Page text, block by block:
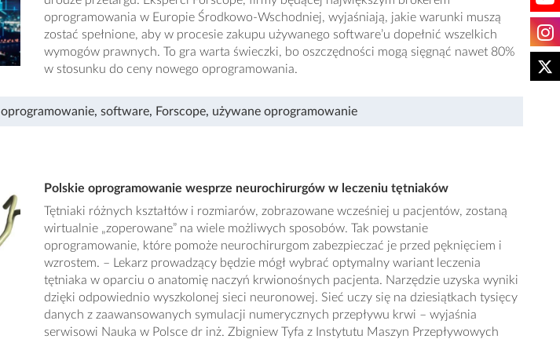
oprogramowania w Europie Środkowo-Wschodniej, wyjaśniają, jakie warunki muszą
zostać spełnione, aby w procesie zakupu używanego software’u dopełnić wszelkich
wymogów prawnych. To gra warta świeczki, bo oszczędności mogą sięgnąć nawet 80%
w stosunku do ceny nowego oprogramowania.
oprogramowanie, software, Forscope, używane oprogramowanie
Polskie oprogramowanie wesprze neurochirurgów w leczeniu tętniaków
Tętniaki różnych kształtów i rozmiarów, zobrazowane wcześniej u pacjentów, zostaną
wirtualnie „zoperowane” na wiele możliwych sposobów. Tak powstanie
oprogramowanie, które pomoże neurochirurgom zabezpieczać je przed pęknięciem i
wzrostem. – Lekarz prowadzący będzie mógł wybrać optymalny wariant leczenia
tętniaka w oparciu o anatomię naczyń krwionośnych pacjenta. Narzędzie uzyska wyniki
dzięki odpowiednio wyszkolonej sieci neuronowej. Sieć uczy się na dziesiątkach tysięcy
danych z zaawansowanych symulacji numerycznych przepływu krwi – wyjaśnia
serwisowi Nauka w Polsce dr inż. Zbigniew Tyfa z Instytutu Maszyn Przepływowych